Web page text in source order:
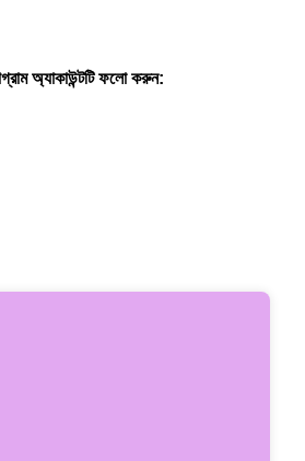
অ্যাকাউন্টটি ফলো করুন: